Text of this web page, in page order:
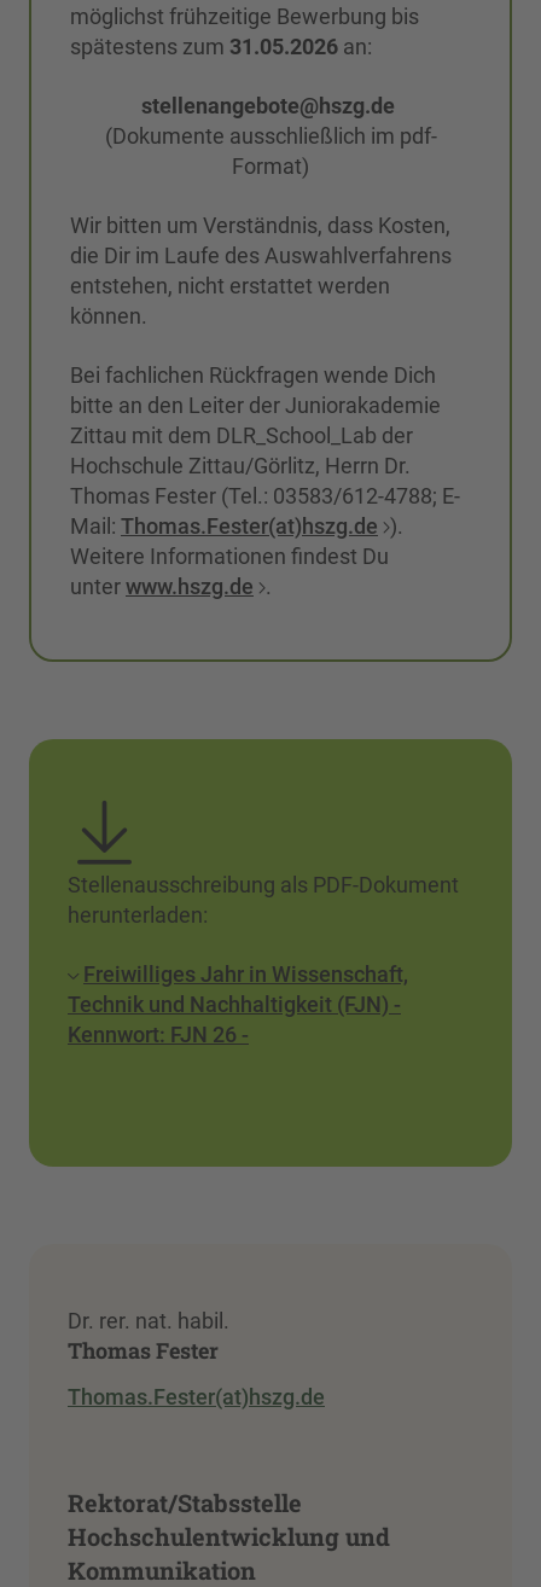
möglichst frühzeitige Bewerbung bis
spätestens zum 31.05.2026 an:
stellenangebote@hszg.de
(Dokumente ausschließlich im pdf-
Format)
Wir bitten um Verständnis, dass Kosten,
die Dir im Laufe des Auswahlverfahrens
entstehen, nicht erstattet werden
können.
Bei fachlichen Rückfragen wende Dich
bitte an den Leiter der Juniorakademie
Zittau mit dem DLR_School_Lab der
Hochschule Zittau/Görlitz, Herrn Dr.
Thomas Fester (Tel.: 03583/612-4788; E-
Mail: Thomas.Fester(at)hszg.de ).
Weitere Informationen findest Du
unterwww.hszg.de .
Stellenausschreibung als PDF-Dokument
herunterladen:
Freiwilliges Jahr in Wissenschaft,
Technik und Nachhaltigkeit (FJN) -
Kennwort: FJN 26 -
Dr. rer. nat. habil.
Thomas Fester
Thomas.Fester(at)hszg.de
Rektorat/Stabsstelle
Hochschulentwicklung und
Kommunikation